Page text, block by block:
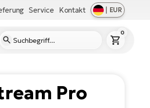
Service Kontakt | EUR
0
Pro